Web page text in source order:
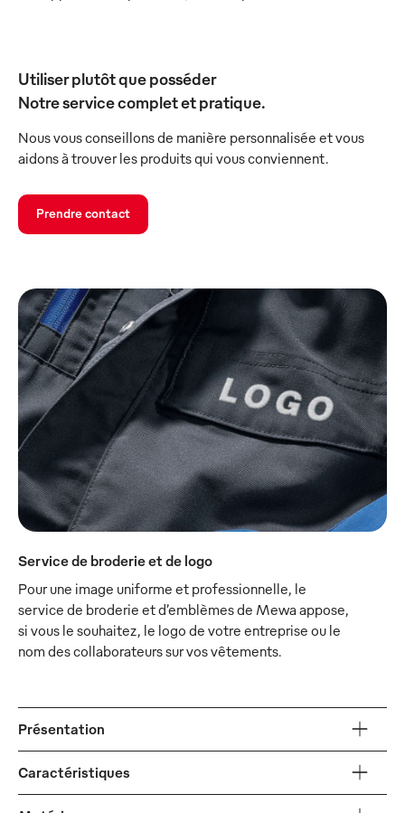
Utiliser plutôt que posséder
Notre service complet et pratique.
Nous vous conseillons de manière personnalisée et vous
aidons à trouver les produits qui vous conviennent.
Prendre contact
Service de broderie et de logo
Pour une image uniforme et professionnelle, le
service de broderie et d’emblèmes de Mewa appose,
si vous le souhaitez, le logo de votre entreprise ou le
nom des collaborateurs sur vos vêtements.
Présentation
Caractéristiques